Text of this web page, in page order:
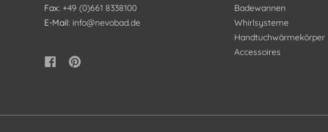
Fax: +49 (0)661 8338100
E-Mail: info@nevobad.de
Badewannen
Whirlsysteme
Handtuchwärmekörper
Accessoires